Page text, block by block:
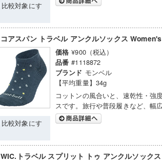
比較対象にす
コアスパン トラベル アンクルソックス Women's
比較対象にす
価格 ¥900（税込）
品番 #1118872
ブランド モンベル
【平均重量】34g
コットンの風合いと、速乾性・強
スです。旅行や普段履きなど、幅
WIC.トラベル スプリット トゥ アンクルソック